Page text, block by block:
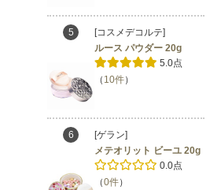
5
[コスメデコルテ]
ルース パウダー 20g
5.0点
（ 10件）
6
[ゲラン]
メテオリット ビーユ 20g
0.0点
（0件）